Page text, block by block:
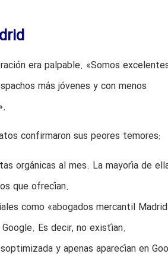
era palpable. «Somos
más jóvenes y con menos
confirmaron sus peores temores:
orgánicas al mes. La mayoría de
que ofrecían.
como «abogados mercantil
Es decir, no existían.
y apenas aparecían en